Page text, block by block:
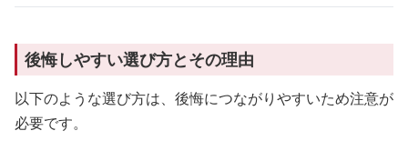
後悔しやすい選び方とその理由
以下のような選び方は、後悔につながりやすいため注意が
必要です。